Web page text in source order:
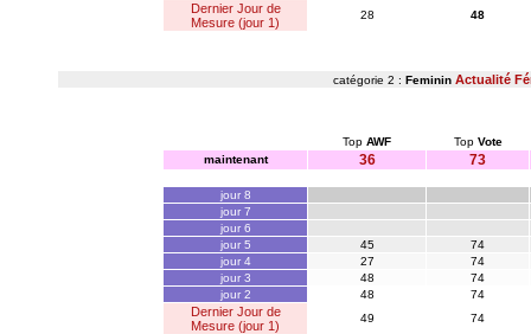
Dernier Jour de
Mesure (jour 1)
28 48
catégorie 2 : Feminin Actualité
Top AWF Top Vote
maintenant
36 73
jour 8
jour 7
jour 6
jour 5
45
74
jour 4
27
74
jour 3
48
74
jour 2
48 74
Dernier Jour de
Mesure (jour 1)
49 74